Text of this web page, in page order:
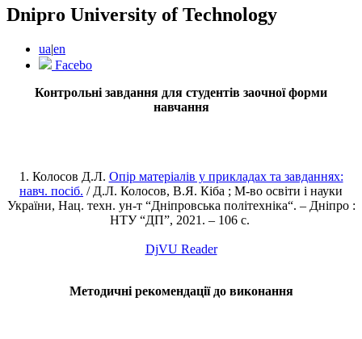
Dnipro University of Technology
ua|en
Facebo
Контрольні завдання для студентів заочної форми
навчання
1. Колосов Д.Л. Опір матеріалів у прикладах та завданнях:
навч. посіб. / Д.Л. Колосов, В.Я. Кіба ; М-во освіти і науки
України, Нац. техн. ун-т “Дніпровська політехніка“. – Дніпро :
НТУ “ДП”, 2021. – 106 с.
DjVU Reader
Методичні рекомендації до виконання